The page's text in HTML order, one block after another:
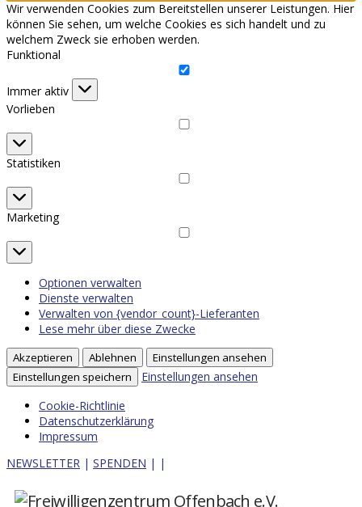
Wir verwenden Cookies zum Bereitstellen unserer Leistungen. Hier
können Sie sehen, um welche Cookies es sich handelt und zu
welchem Zweck sie erhoben werden.
Funktional
Funktional
Immer aktiv
Vorlieben
Vorlieben
Statistiken
Statistiken
Marketing
Marketing
Optionen verwalten
Dienste verwalten
Verwalten von {vendor_count}-Lieferanten
Lese mehr über diese Zwecke
Akzeptieren Ablehnen
Einstellungen ansehen
Einstellungen speichern
Einstellungen ansehen
Cookie-Richtlinie
Datenschutzerklärung
Impressum
NEWSLETTER | SPENDEN | |